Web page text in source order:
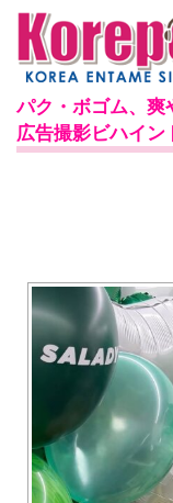
パク・ボゴム、
広告撮影ビハイン